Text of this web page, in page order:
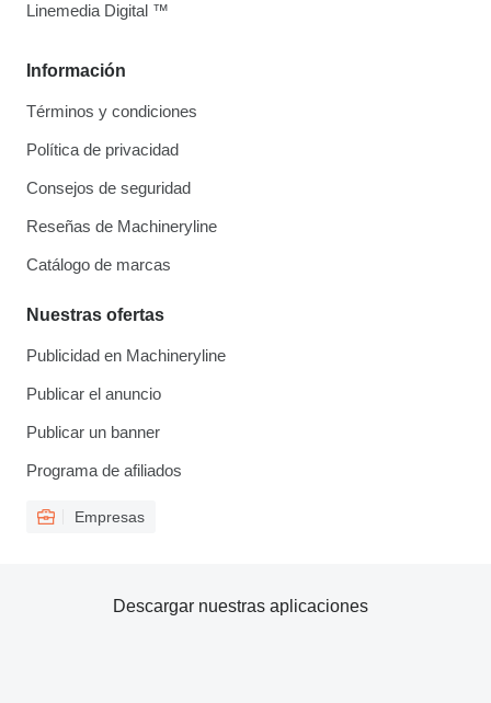
Información
Términos y condiciones
Política de privacidad
Consejos de seguridad
Reseñas de Machineryline
Catálogo de marcas
Nuestras ofertas
Publicidad en Machineryline
Publicar el anuncio
Publicar un banner
Programa de afiliados
Empresas
Linemedia Digital ™
Descargar nuestras aplicaciones